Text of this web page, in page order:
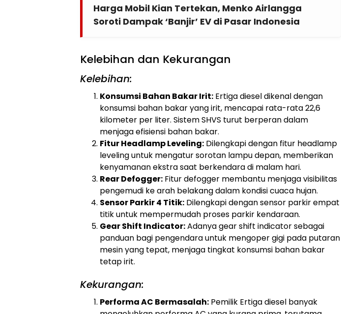
Harga Mobil Kian Tertekan, Menko Airlangga
Soroti Dampak ‘Banjir’ EV di Pasar Indonesia
Kelebihan dan Kekurangan
Kelebihan:
Konsumsi Bahan Bakar Irit: Ertiga diesel dikenal dengan
konsumsi bahan bakar yang irit, mencapai rata-rata 22,6
kilometer per liter. Sistem SHVS turut berperan dalam
menjaga efisiensi bahan bakar.
Fitur Headlamp Leveling: Dilengkapi dengan fitur headlamp
leveling untuk mengatur sorotan lampu depan, memberikan
kenyamanan ekstra saat berkendara di malam hari.
Rear Defogger: Fitur defogger membantu menjaga visibilitas
pengemudi ke arah belakang dalam kondisi cuaca hujan.
Sensor Parkir 4 Titik: Dilengkapi dengan sensor parkir empat
titik untuk mempermudah proses parkir kendaraan.
Gear Shift Indicator:Adanya gear shift indicator sebagai
panduan bagi pengendara untuk mengoper gigi pada putaran
mesin yang tepat, menjaga tingkat konsumsi bahan bakar
tetap irit.
Kekurangan:
Performa AC Bermasalah: Pemilik Ertiga diesel banyak